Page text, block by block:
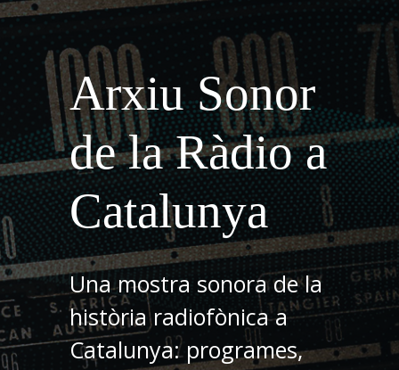
Arxiu Sonor
de la Ràdio a
Catalunya
Una mostra sonora de la
història radiofònica a
Catalunya: programes,